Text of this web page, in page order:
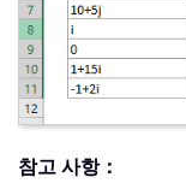
참고 사항：